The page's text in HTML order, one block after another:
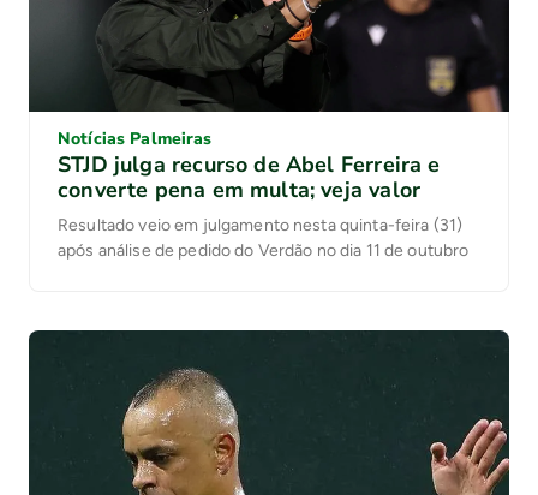
Notícias Palmeiras
STJD julga recurso de Abel Ferreira e
converte pena em multa; veja valor
Resultado veio em julgamento nesta quinta-feira (31)
após análise de pedido do Verdão no dia 11 de outubro